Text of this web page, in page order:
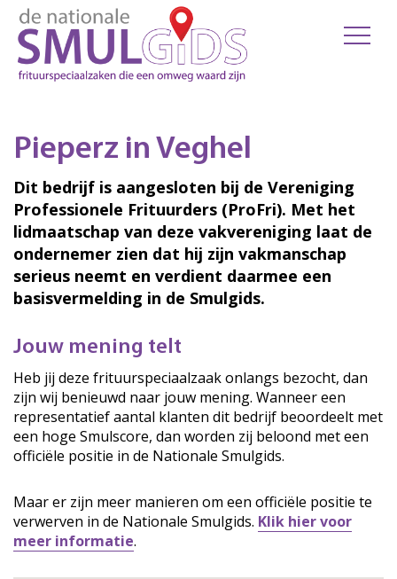
Pieperz in Veghel
Dit bedrijf is aangesloten bij de Vereniging
Professionele Frituurders (ProFri). Met het
lidmaatschap van deze vakvereniging laat de
ondernemer zien dat hij zijn vakmanschap
serieus neemt en verdient daarmee een
basisvermelding in de Smulgids.
Jouw mening telt
Heb jij deze frituurspeciaalzaak onlangs bezocht, dan
zijn wij benieuwd naar jouw mening. Wanneer een
representatief aantal klanten dit bedrijf beoordeelt met
een hoge Smulscore, dan worden zij beloond met een
officiële positie in de Nationale Smulgids.
Maar er zijn meer manieren om een officiële positie te
verwerven in de Nationale Smulgids. Klik hier voor
meer informatie.